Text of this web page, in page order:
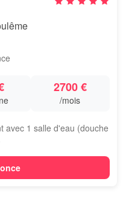
2700 €
/mois
avec 1 salle d'eau (douche